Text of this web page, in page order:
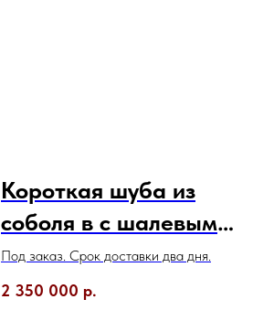
Короткая шуба из
соболя в с шалевым
воротником
Под заказ. Срок доставки два дня.
2 350 000 р.